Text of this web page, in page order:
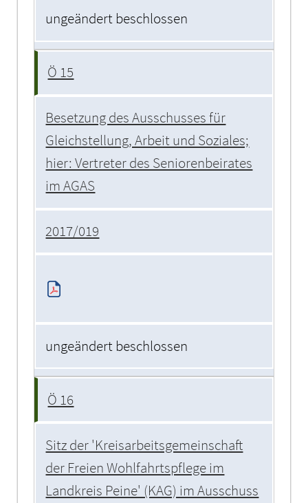
ungeändert beschlossen
Ö 15
Besetzung des Ausschusses für
Gleichstellung, Arbeit und Soziales;
hier: Vertreter des Seniorenbeirates
im AGAS
2017/019
ungeändert beschlossen
Ö 16
Sitz der 'Kreisarbeitsgemeinschaft
der Freien Wohlfahrtspflege im
Landkreis Peine' (KAG) im Ausschuss